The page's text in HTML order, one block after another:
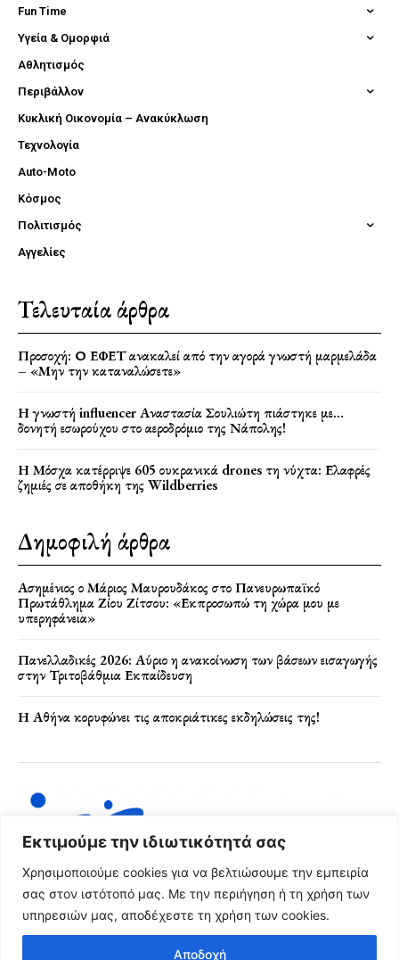
Εκτιμούμε την ιδιωτικότητά σας
Χρησιμοποιούμε cookies για να βελτιώσουμε την εμπειρία
σας στον ιστότοπό μας. Με την περιήγηση ή τη χρήση των
υπηρεσιών μας, αποδέχεστε τη χρήση των cookies.
Αποδοχή
Fun Time
Υγεία & Ομορφιά
Αθλητισμός
Περιβάλλον
Κυκλική Οικονομία – Ανακύκλωση
Τεχνολογία
Auto-Moto
Κόσμος
Πολιτισμός
Αγγελίες
Τελευταία άρθρα
Προσοχή: Ο ΕΦΕΤ ανακαλεί από την αγορά γνωστή μαρμελάδα
– «Μην την καταναλώσετε»
Η γνωστή influencer Αναστασία Σουλιώτη πιάστηκε με…
δονητή εσωρούχου στο αεροδρόμιο της Νάπολης!
Η Μόσχα κατέρριψε 605 ουκρανικά drones τη νύχτα: Ελαφρές
ζημιές σε αποθήκη της Wildberries
Δημοφιλή άρθρα
Ασημένιος ο Μάριος Μαυρουδάκος στο Πανευρωπαϊκό
Πρωτάθλημα Ζίου Ζίτσου: «Εκπροσωπώ τη χώρα μου με
υπερηφάνεια»
Πανελλαδικές 2026: Αύριο η ανακοίνωση των βάσεων εισαγωγής
στην Τριτοβάθμια Εκπαίδευση
Η Αθήνα κορυφώνει τις αποκριάτικες εκδηλώσεις της!
Όροι Χρήσης & Πολιτική Απορρήτου